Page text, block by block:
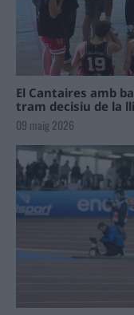
El Cantaires amb
tram decisiu de la
09 maig 2026